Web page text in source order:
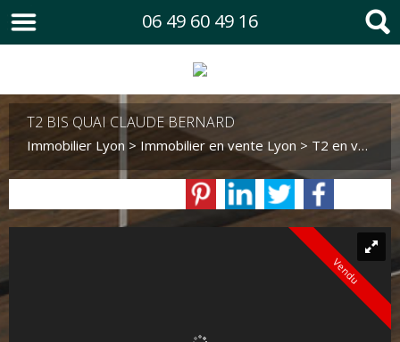
06 49 60 49 16
T2 BIS QUAI CLAUDE BERNARD
Immobilier Lyon > Immobilier en vente Lyon > T2 en vente Lyon
Vendu